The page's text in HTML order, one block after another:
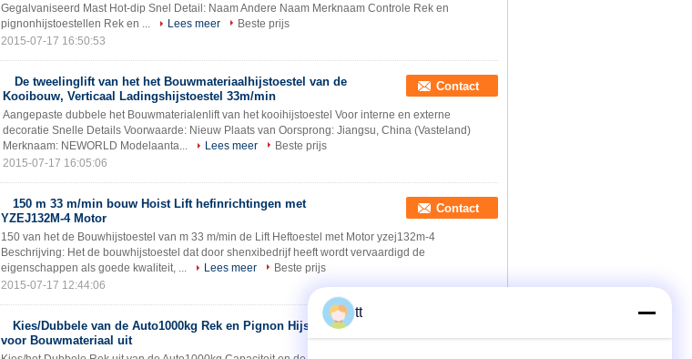
Gegalvaniseerd Mast Hot-dip Snel Detail: Naam Andere Naam Merknaam Controle Rek en
pignonhijstoestellen Rek en ...
Lees meer
Beste prijs
2015-07-17 16:50:53
De tweelinglift van het het Bouwmateriaalhijstoestel van de
Kooibouw, Verticaal Ladingshijstoestel 33m/min
Contact
Aangepaste dubbele het Bouwmaterialenlift van het kooihijstoestel Voor interne en externe
decoratie Snelle Details Voorwaarde: Nieuw Plaats van Oorsprong: Jiangsu, China (Vasteland)
Merknaam: NEWORLD Modelaanta...
Lees meer
Beste prijs
2015-07-17 16:05:06
150 m 33 m/min bouw Hoist Lift hefinrichtingen met
YZEJ132M-4 Motor
Contact
150 van het de Bouwhijstoestel van m 33 m/min de Lift Heftoestel met Motor yzej132m-4
Beschrijving: Het de bouwhijstoestel dat door shenxibedrijf heeft wordt vervaardigd de
eigenschappen als goede kwaliteit, ...
Lees meer
Beste prijs
2015-07-17 12:44:06
Kies/Dubbele van de Auto1000kg Rek en Pignon Hijstoestellen
voor Bouwmateriaal uit
tt